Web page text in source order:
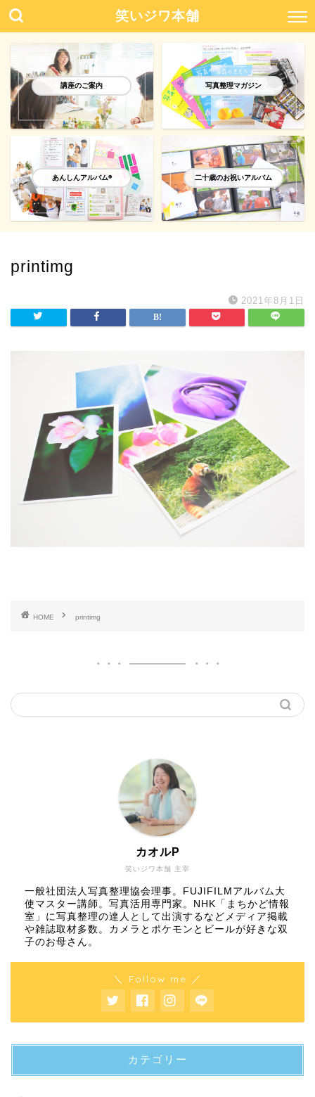
笑いジワ本舗
講座のご案内 写真整理マガジン
あんしんアルバム®️ 二十歳のお祝いアルバム
printimg
2021年8月1日
HOME printimg
笑いジワ本舗 主宰
カオルP
一般社団法人写真整理協会理事。FUJIFILMアルバム大
使マスター講師。写真活用専門家。NHK「まちかど情報
室」に写真整理の達人として出演するなどメディア掲載
や雑誌取材多数。カメラとポケモンとビールが好きな双
子のお母さん。
＼ Follow me ／
カテゴリー